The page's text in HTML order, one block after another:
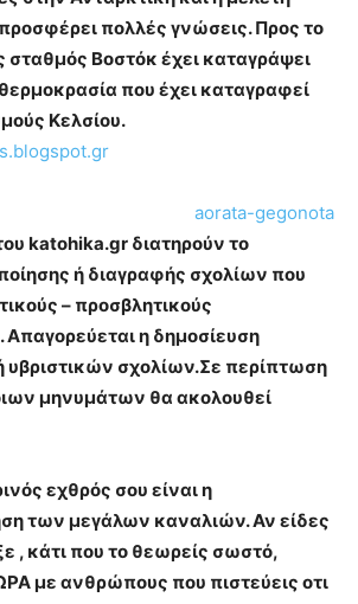
πολλές γνώσεις. Προς το
Βοστόκ έχει καταγράψει
που έχει καταγραφεί
Κελσίου.
aorata-gegonota
katohika.gr διατηρούν το
ή διαγραφής σχολίων που
– προσβλητικούς
Απαγορεύεται η δημοσίευση
σχολίων.Σε περίπτωση
μηνυμάτων θα ακολουθεί
εχθρός σου είναι η
των μεγάλων καναλιών. Αν είδες
, κάτι που το θεωρείς σωστό,
με ανθρώπους που πιστεύεις οτι